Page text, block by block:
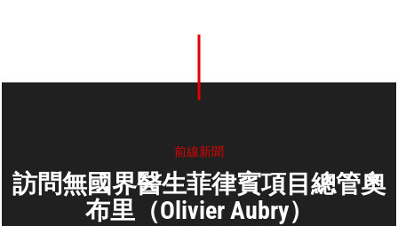
前線新聞
訪問無國界醫生菲律賓項目總管奧
布里（Olivier Aubry）